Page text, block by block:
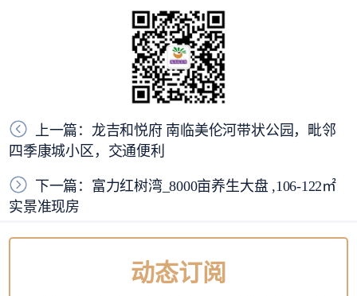
上一篇：龙吉和悦府 南临美伦河带状公园，毗邻
四季康城小区，交通便利
下一篇：富力红树湾_8000亩养生大盘 ,106-122㎡
实景准现房
动态订阅